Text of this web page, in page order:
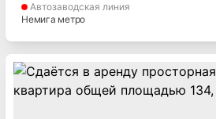
Автозаводская линия
Немига метро